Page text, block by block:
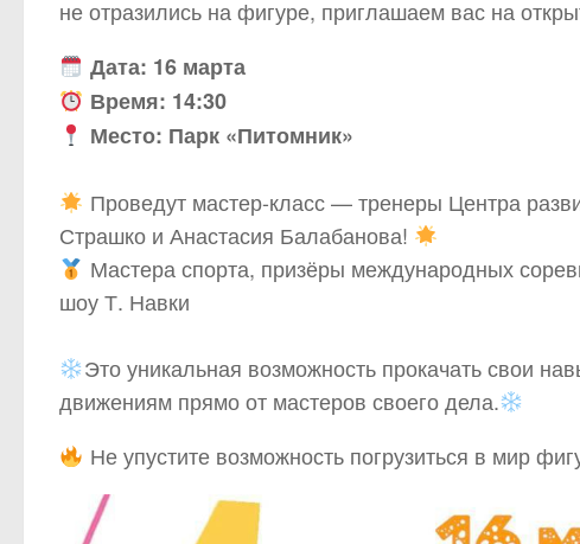
не отразились на фигуре, приглашаем вас на
Дата: 16 марта
Время: 14:30
Место: Парк «Питомник»
Проведут мастер-класс — тренеры Центра
Страшко и Анастасия Балабанова!
Мастера спорта, призёры международных
шоу Т. Навки
Это уникальная возможность прокачать свои
движениям прямо от мастеров своего дела.
Не упустите возможность погрузиться в мир